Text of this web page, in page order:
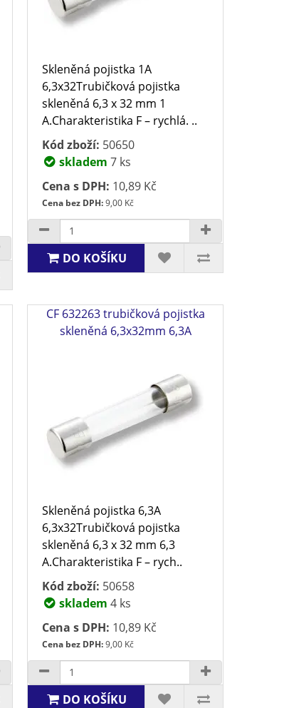
Skleněná pojistka 1A
6,3x32Trubičková pojistka
skleněná 6,3 x 32 mm 1
A.Charakteristika F – rychlá. ..
Kód zboží: 50650
skladem 7 ks
Cena s DPH: 10,89 Kč
Cena bez DPH:9,00 Kč
DO KOŠÍKU
CF 632263 trubičková pojistka
skleněná 6,3x32mm 6,3A
Skleněná pojistka 6,3A
6,3x32Trubičková pojistka
skleněná 6,3 x 32 mm 6,3
A.Charakteristika F – rych..
Kód zboží: 50658
skladem 4 ks
Cena s DPH: 10,89 Kč
Cena bez DPH:9,00 Kč
DO KOŠÍKU